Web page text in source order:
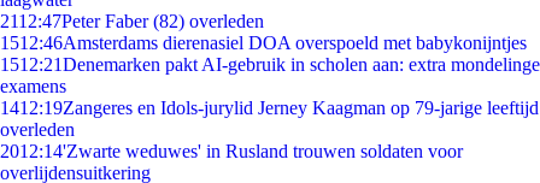
2112:47Peter Faber (82) overleden
1512:46Amsterdams dierenasiel DOA overspoeld met babykonijntjes
1512:21Denemarken pakt AI-gebruik in scholen aan: extra mondelinge
examens
1412:19Zangeres en Idols-jurylid Jerney Kaagman op 79-jarige leeftijd
overleden
2012:14'Zwarte weduwes' in Rusland trouwen soldaten voor
overlijdensuitkering